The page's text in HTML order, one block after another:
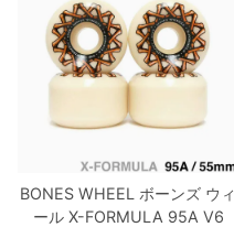
BONES WHEEL ボーンズ ウィ
ールX-FORMULA 95A V6